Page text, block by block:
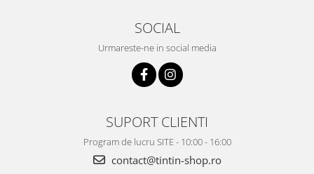
SOCIAL
Urmareste-ne in social media
SUPORT CLIENTI
Program de lucru SITE - 10:00 - 16:00
contact@tintin-shop.ro